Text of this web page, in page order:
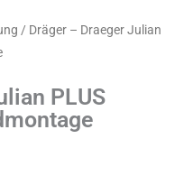
/ Dräger – Draeger Julian
PLUS